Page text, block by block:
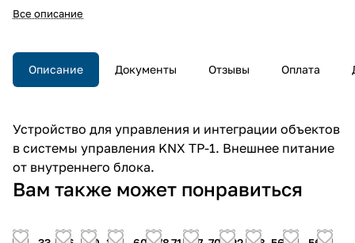
Все описание
Описание Документы Отзывы Оплата
Устройство для управления и интеграции объектов
в системы управления KNX TP-1. Внешнее питание
от внутреннего блока.
Вам также может понравиться